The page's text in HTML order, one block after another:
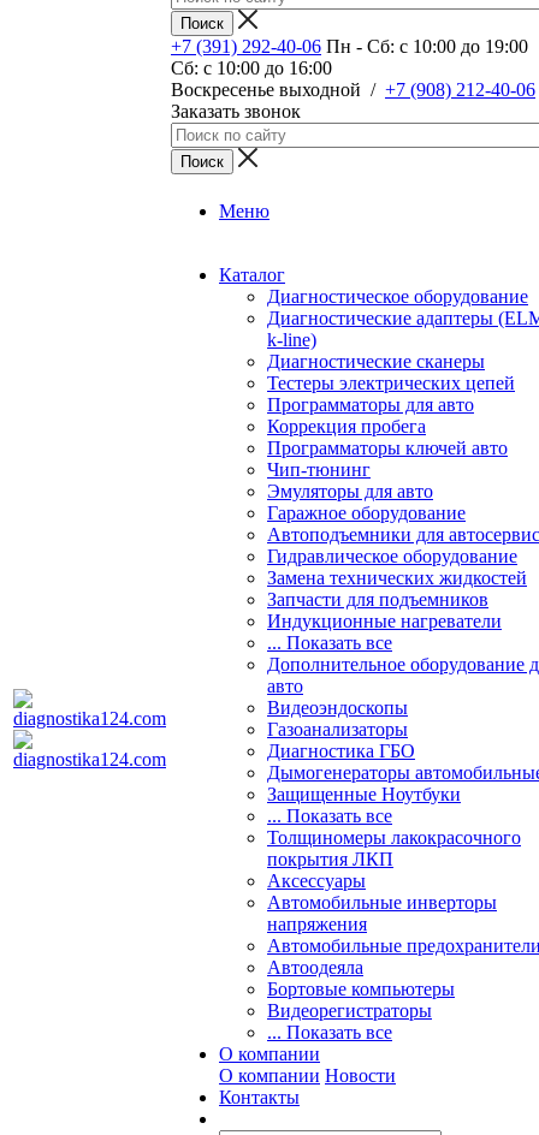
+7 (391) 292-40-06 Пн - Сб: c 10:00 до 19:00
Сб: c 10:00 до 16:00
​Воскресенье выходной / +7 (908) 212-40-06
Заказать звонок
Меню
Каталог
Диагностическое оборудование
Диагностические адаптеры
k-line)
Диагностические сканеры
Тестеры электрических цепей
Программаторы для авто
Коррекция пробега
Программаторы ключей авто
Чип-тюнинг
Эмуляторы для авто
Гаражное оборудование
Автоподъемники для
Гидравлическое оборудование
Замена технических жидкостей
Запчасти для подъемников
Индукционные нагреватели
... Показать все
Дополнительное оборудование
авто
Видеоэндоскопы
Газоанализаторы
Диагностика ГБО
Дымогенераторы
Защищенные Ноутбуки
... Показать все
Толщиномеры лакокрасочного
покрытия ЛКП
Аксессуары
Автомобильные инверторы
напряжения
Автомобильные
Автоодеяла
Бортовые компьютеры
Видеорегистраторы
... Показать все
О компании
О компании Новости
Контакты